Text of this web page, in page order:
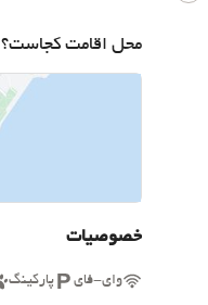
محل اقامت کجاست؟
خصوصیات
وای-فای پارکینگ